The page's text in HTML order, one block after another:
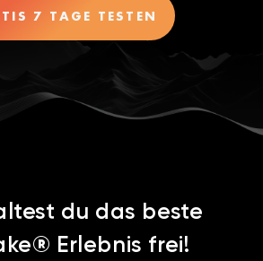
7 TAGE TESTEN
du das beste
Erlebnis frei!